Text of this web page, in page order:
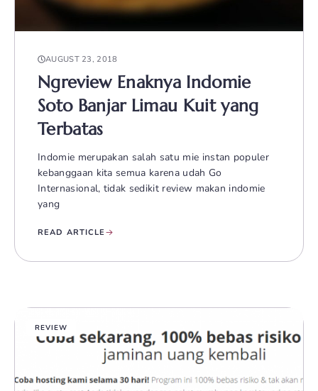
AUGUST 23, 2018
Ngreview Enaknya Indomie
Soto Banjar Limau Kuit yang
Terbatas
Indomie merupakan salah satu mie instan populer
kebanggaan kita semua karena udah Go
Internasional, tidak sedikit review makan indomie
yang
READ ARTICLE
REVIEW